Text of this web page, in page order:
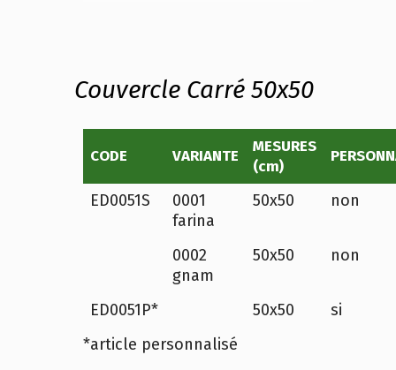
Couvercle Carré 50x50
CODE VARIANTE
MESURES
(cm)
ED0051S
0001
farina
50x50 non
0002
gnam
50x50 non
ED0051P* 50x50
si
*article personnalisé